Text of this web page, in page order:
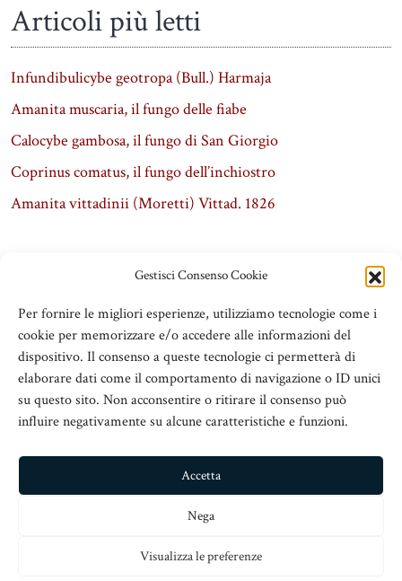
Gestisci Consenso Cookie
Per fornire le migliori esperienze, utilizziamo tecnologie come i
cookie per memorizzare e/o accedere alle informazioni del
dispositivo. Il consenso a queste tecnologie ci permetterà di
elaborare dati come il comportamento di navigazione o ID unici
su questo sito. Non acconsentire o ritirare il consenso può
influire negativamente su alcune caratteristiche e funzioni.
Accetta
Nega
Visualizza le preferenze
Articoli più letti
Infundibulicybe geotropa (Bull.) Harmaja
Amanita muscaria, il fungo delle fiabe
Calocybe gambosa, il fungo di San Giorgio
Coprinus comatus, il fungo dell’inchiostro
Amanita vittadinii (Moretti) Vittad. 1826
ADSeT
© 2016 Associazione Dirigenti Scolastici e Territorio
V.le San Martino Is. 89, c/o Chiesa San Nicolò all’Arcivescovado,
98123 Messina
info@adset.it– C.Fisc: 97113110833